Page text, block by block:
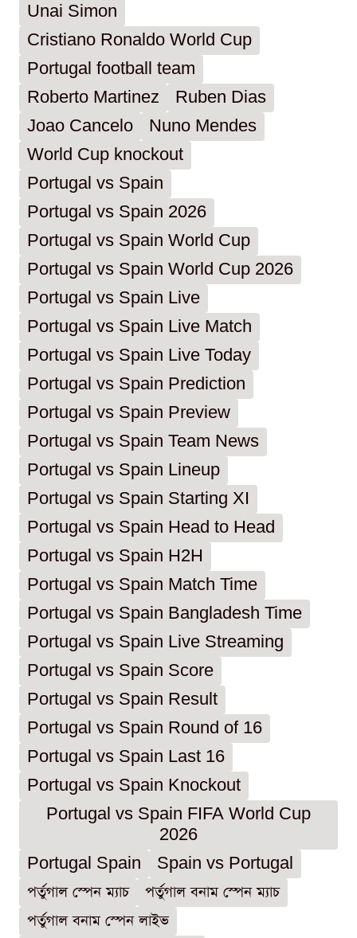
Unai Simon
Cristiano Ronaldo World Cup
Portugal football team
Roberto Martinez
Ruben Dias
Joao Cancelo
Nuno Mendes
World Cup knockout
Portugal vs Spain
Portugal vs Spain 2026
Portugal vs Spain World Cup
Portugal vs Spain World Cup 2026
Portugal vs Spain Live
Portugal vs Spain Live Match
Portugal vs Spain Live Today
Portugal vs Spain Prediction
Portugal vs Spain Preview
Portugal vs Spain Team News
Portugal vs Spain Lineup
Portugal vs Spain Starting XI
Portugal vs Spain Head to Head
Portugal vs Spain H2H
Portugal vs Spain Match Time
Portugal vs Spain Bangladesh Time
Portugal vs Spain Live Streaming
Portugal vs Spain Score
Portugal vs Spain Result
Portugal vs Spain Round of 16
Portugal vs Spain Last 16
Portugal vs Spain Knockout
Portugal vs Spain FIFA World Cup
2026
Portugal Spain
Spain vs Portugal
পর্তুগাল স্পেন ম্যাচ
পর্তুগাল বনাম স্পেন ম্যাচ
পর্তুগাল বনাম স্পেন লাইভ